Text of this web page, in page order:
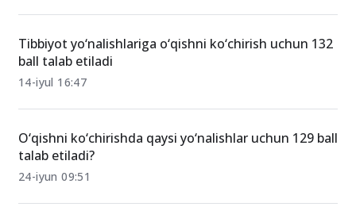
10 soniyada bilib oling!
22-iyul 13:37
ball talab etiladi
14-iyul 16:47
talab etiladi?